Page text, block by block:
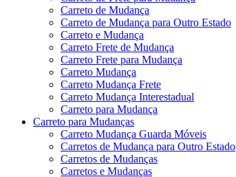
Carreto de Mudança
Carreto de Mudança para Outro Estado
Carreto e Mudança
Carreto Frete de Mudança
Carreto Frete para Mudança
Carreto Mudança
Carreto Mudança Frete
Carreto Mudança Interestadual
Carreto para Mudança
Carreto para Mudanças
Carreto Mudança Guarda Móveis
Carretos de Mudança para Outro Estado
Carretos de Mudanças
Carretos e Mudanças